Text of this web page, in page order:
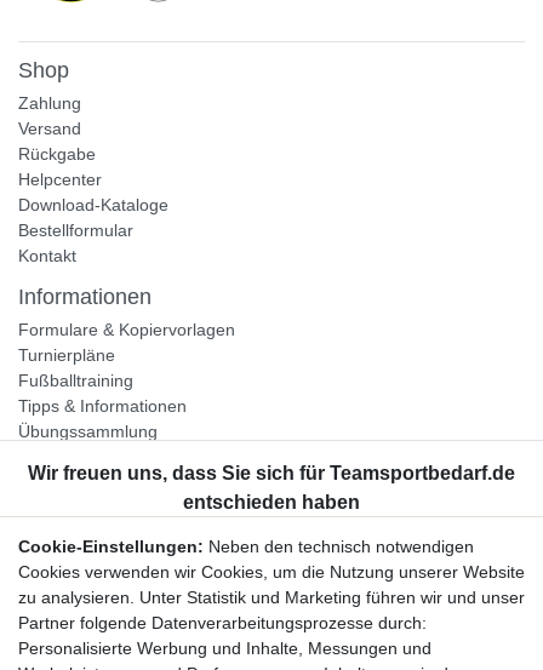
Shop
Zahlung
Versand
Rückgabe
Helpcenter
Download-Kataloge
Bestellformular
Kontakt
Informationen
Formulare & Kopiervorlagen
Turnierpläne
Fußballtraining
Tipps & Informationen
Übungssammlung
Unternehmen
Widerrufsrecht
Bestellung widerrufen
Datenschutzerklärung
Cookie-Einstellungen: Neben den technisch notwendigen
Cookies verwenden wir Cookies, um die Nutzung unserer Website
zu analysieren. Unter Statistik und Marketing führen wir und unser
Partner folgende Datenverarbeitungsprozesse durch:
Personalisierte Werbung und Inhalte, Messungen und